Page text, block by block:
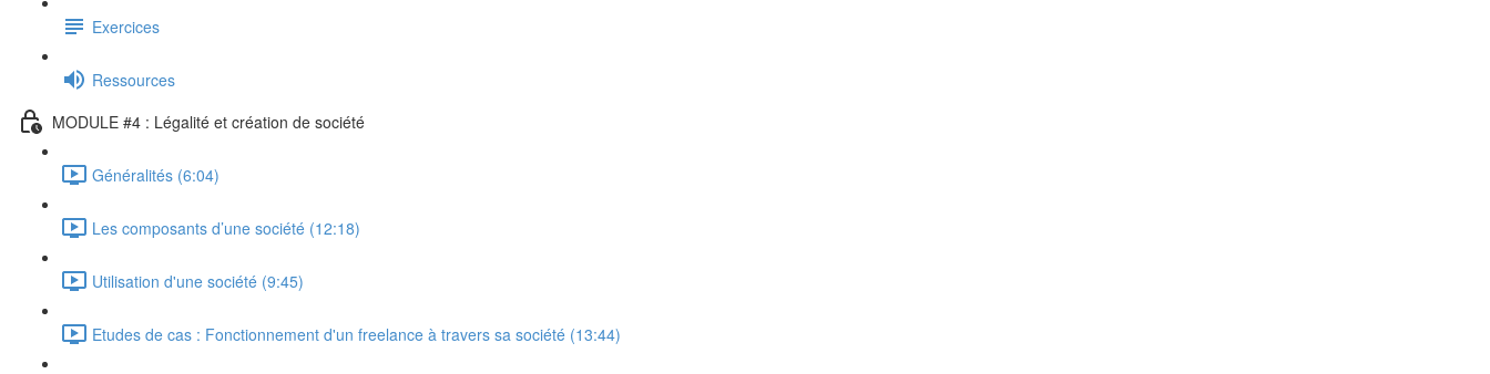
Exercices
Ressources
MODULE #4 : Légalité et création de société
Généralités (6:04)
Les composants d’une société (12:18)
Utilisation d'une société (9:45)
Etudes de cas : Fonctionnement d'un freelance à travers sa société (13:44)